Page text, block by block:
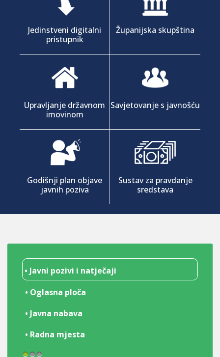
Jedinstveni digitalni
pristupnik
Županijska skupština
Upravljanje državnom
imovinom
Savjetovanje s javnošću
Godišnji plan objave
javnih poziva
Sustav za pravdanje
sredstava
• Javni pozivi i natječaji
• Oglasna ploča
• Javna nabava
• Radna mjesta